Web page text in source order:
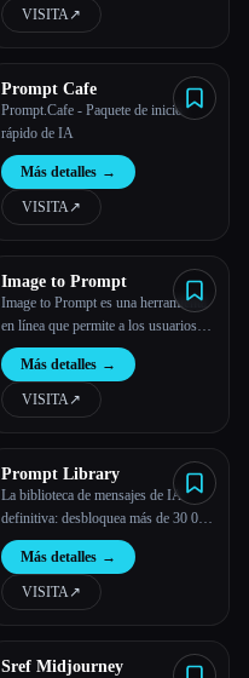
cuidadosamente seleccionados y
actualizados semanalmente para crear
VISITA↗︎
Prompt Cafe
Prompt.Cafe - Paquete de inicio
rápido de IA
Más detalles →
VISITA↗︎
Image to Prompt
Image to Prompt es una herramienta
en línea que permite a los usuarios
subir una imagen y convertirla en un
mensaje
Más detalles →
VISITA↗︎
Prompt Library
La biblioteca de mensajes de IA
definitiva: desbloquea más de 30 000
mensajes para el éxito empresarial
Más detalles →
VISITA↗︎
Sref Midjourney